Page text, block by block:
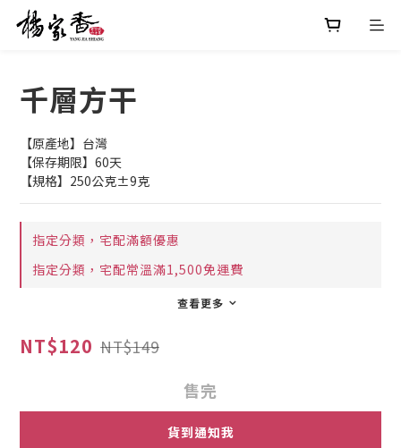
千層方干
【原產地】台灣
【保存期限】60天
【規格】250公克±9克
指定分類，宅配滿額優惠
指定分類，宅配常溫滿1,500免運費
查看更多
NT$120 NT$149
售完
貨到通知我